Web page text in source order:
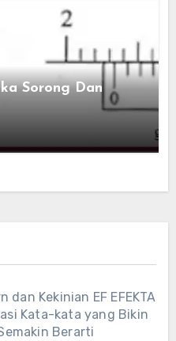
Sorong Dan
dan Kekinian EF EFEKTA
Kata-kata yang Bikin
Berarti